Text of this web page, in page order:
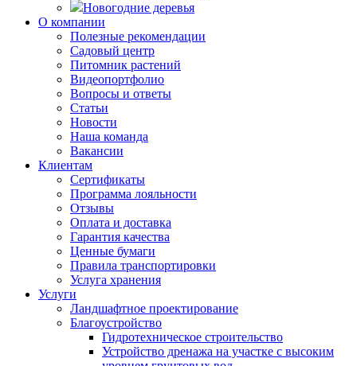
Новогодние деревья
О компании
Полезные рекомендации
Садовый центр
Питомник растений
Видеопортфолио
Вопросы и ответы
Статьи
Новости
Наша команда
Вакансии
Клиентам
Сертификаты
Программа лояльности
Отзывы
Оплата и доставка
Гарантия качества
Ценные бумаги
Правила транспортировки
Услуга хранения
Услуги
Ландшафтное проектирование
Благоустройство
Гидротехническое строительство
Устройство дренажа на участке с высоким